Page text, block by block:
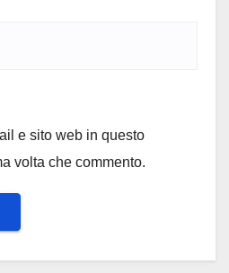
e sito web in questo
volta che commento.